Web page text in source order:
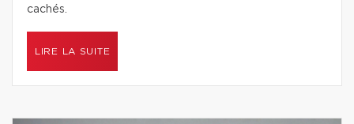
cachés.
LIRE LA SUITE